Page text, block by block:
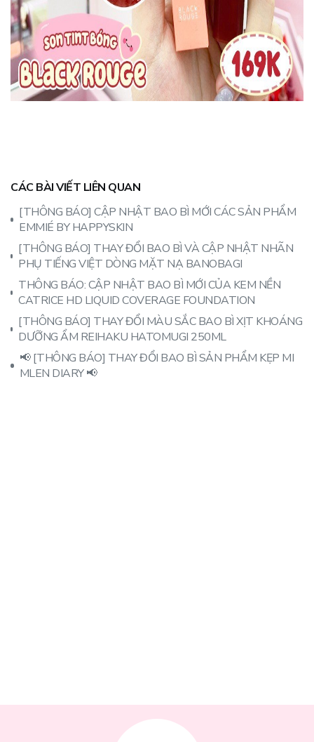
CÁC BÀI VIẾT LIÊN QUAN
[THÔNG BÁO] CẬP NHẬT BAO BÌ MỚI CÁC SẢN PHẨM
EMMIÉ BY HAPPYSKIN
[THÔNG BÁO] THAY ĐỔI BAO BÌ VÀ CẬP NHẬT NHÃN
PHỤ TIẾNG VIỆT DÒNG MẶT NẠ BANOBAGI
THÔNG BÁO: CẬP NHẬT BAO BÌ MỚI CỦA KEM NỀN
CATRICE HD LIQUID COVERAGE FOUNDATION
[THÔNG BÁO] THAY ĐỔI MÀU SẮC BAO BÌ XỊT KHOÁNG
DƯỠNG ẨM REIHAKU HATOMUGI 250ML
📢 [THÔNG BÁO] THAY ĐỔI BAO BÌ SẢN PHẨM KẸP MI
MLEN DIARY 📢